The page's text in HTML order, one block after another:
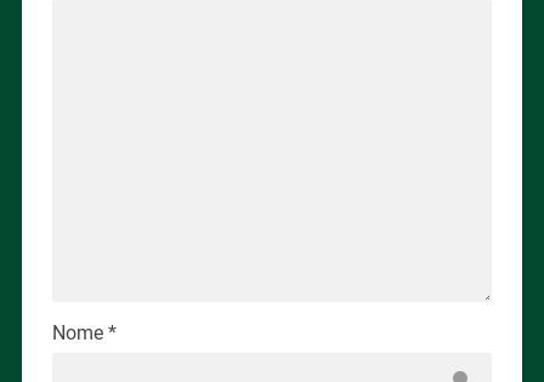
Nome *